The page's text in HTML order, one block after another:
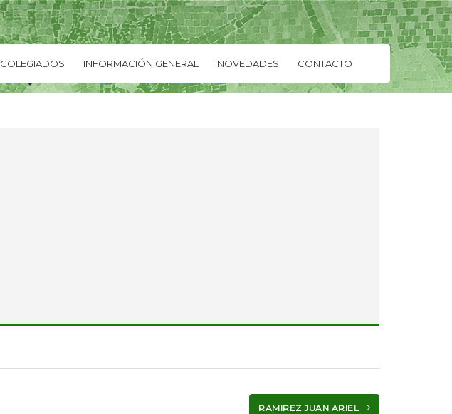
COLEGIADOS INFORMACIÓN GENERAL NOVEDADES CONTACTO
RAMIREZ JUAN ARIEL